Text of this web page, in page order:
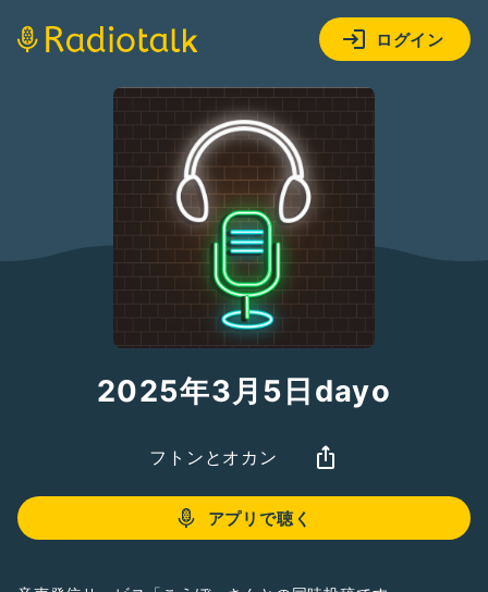
ログイン
2025年3月5日dayo
フトンとオカン
アプリで聴く